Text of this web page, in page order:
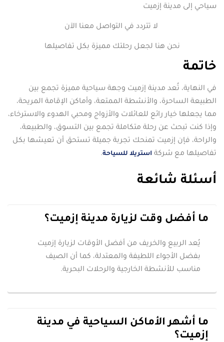
سياحي إلى مدينة إزميت
لا تتردد في التواصل معنا الآن
نحن هنا لجعل رحلتك مميزة بكل تفاصيلها
خاتمة
في النهاية، تُعد مدينة إزميت وجهة سياحية مميزة تجمع بين
الطبيعة الساحرة، والأنشطة الممتعة، وأماكن الإقامة المريحة،
مما يجعلها خيار رائع للعائلات والأزواج ومحبي الهدوء والاسترخاء،
وإذا كنت تبحث عن رحلة متكاملة تجمع بين التسوق، والطبيعة،
والراحة، فإن إزميت تمنحك تجربة جميلة تستحق أن تعيشها بكل
تفاصيلها مع شركة استريلا للسياحة.
أسئلة شائعة
ما أفضل وقت لزيارة مدينة إزميت؟
يُعد الربيع والخريف من أفضل الأوقات لزيارة إزميت
بفضل الأجواء اللطيفة والمعتدلة، كما أن الصيف
مناسب للأنشطة الخارجية والرحلات البحرية.
ما أشهر الأماكن السياحية في مدينة
إزميت؟